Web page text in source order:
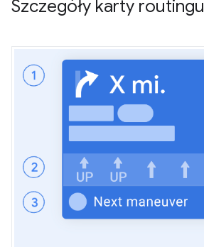
Szczegóły karty routingu